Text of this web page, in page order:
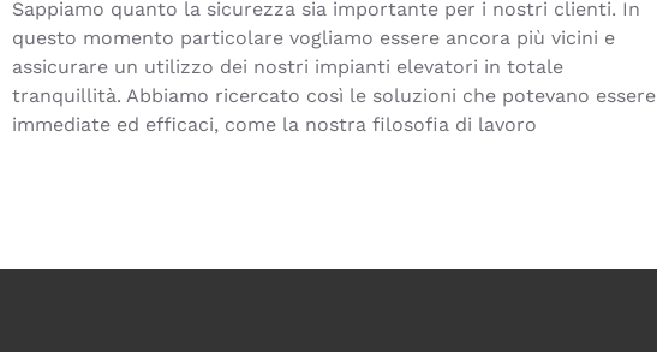
Sappiamo quanto la sicurezza sia importante per i nostri clienti. In
questo momento particolare vogliamo essere ancora più vicini e
assicurare un utilizzo dei nostri impianti elevatori in totale
tranquillità. Abbiamo ricercato così le soluzioni che potevano essere
immediate ed efficaci, come la nostra filosofia di lavoro